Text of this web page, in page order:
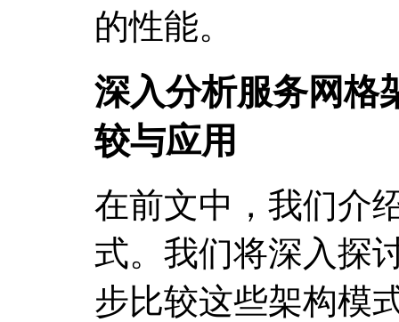
的性能。
深入分析服务网格
较与应用
在前文中，我们介
式。我们将深入探
步比较这些架构模